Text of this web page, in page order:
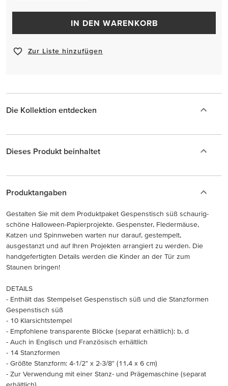
IN DEN WARENKORB
Zur Liste hinzufügen
Die Kollektion entdecken
Dieses Produkt beinhaltet
Produktangaben
Gestalten Sie mit dem Produktpaket Gespenstisch süß schaurig-
schöne Halloween-Papierprojekte. Gespenster, Fledermäuse,
Katzen und Spinnweben warten nur darauf, gestempelt,
ausgestanzt und auf Ihren Projekten arrangiert zu werden. Die
handgefertigten Details werden die Kinder an der Tür zum
Staunen bringen!
DETAILS
- Enthält das Stempelset Gespenstisch süß und die Stanzformen
Gespenstisch süß
- 10 Klarsichtstempel
- Empfohlene transparente Blöcke (separat erhältlich): b, d
- Auch in Englisch und Französisch erhältlich
- 14 Stanzformen
- Größte Stanzform: 4-1/2" x 2-3/8" (11,4 x 6 cm)
- Zur Verwendung mit einer Stanz- und Prägemaschine (separat